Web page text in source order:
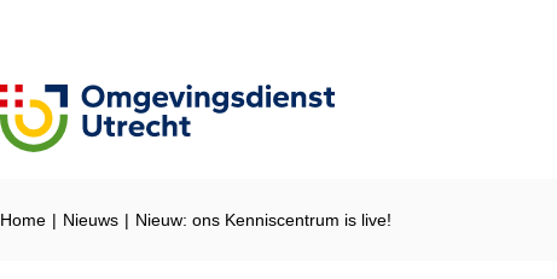
Home Nieuws Nieuw: ons Kenniscentrum is live!